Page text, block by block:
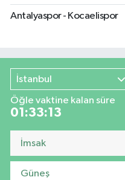
Antalyaspor - Kocaelispor
İstanbul
Öğle vaktine kalan süre
01:33:12
İmsak
Güneş